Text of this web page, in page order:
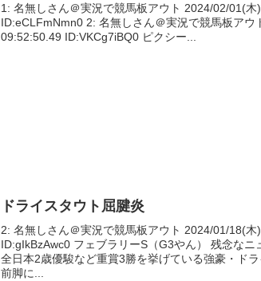
1: 名無しさん＠実況で競馬板アウト 2024/02/01(
ID:eCLFmNmn0 2: 名無しさん＠実況で競馬板アウ
09:52:50.49 ID:VKCg7iBQ0 ピクシー...
ドライスタウト屈腱炎
2: 名無しさん＠実況で競馬板アウト 2024/01/18(木
ID:gIkBzAwc0 フェブラリーS（G3やん） 残念なニ
全日本2歳優駿など重賞3勝を挙げている強豪・ド
前脚に...